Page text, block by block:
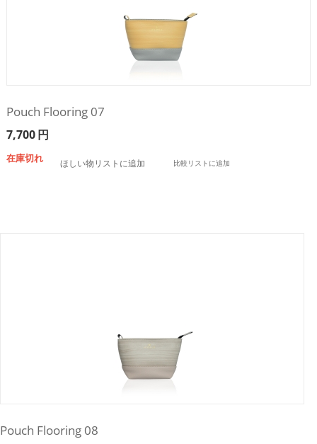
Pouch Flooring 07
7,700円
在庫切れ ほしい物リストに追加 比較リストに追加
Pouch Flooring 08